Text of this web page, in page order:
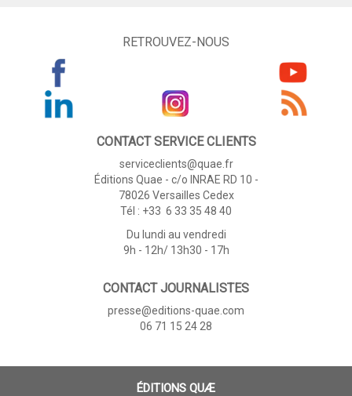
RETROUVEZ-NOUS
CONTACT SERVICE CLIENTS
serviceclients@quae.fr
Éditions Quae - c/o INRAE RD 10 -
78026 Versailles Cedex
Tél : +33 6 33 35 48 40
Du lundi au vendredi
9h - 12h/ 13h30 - 17h
CONTACT JOURNALISTES
presse@editions-quae.com
06 71 15 24 28
ÉDITIONS QUÆ